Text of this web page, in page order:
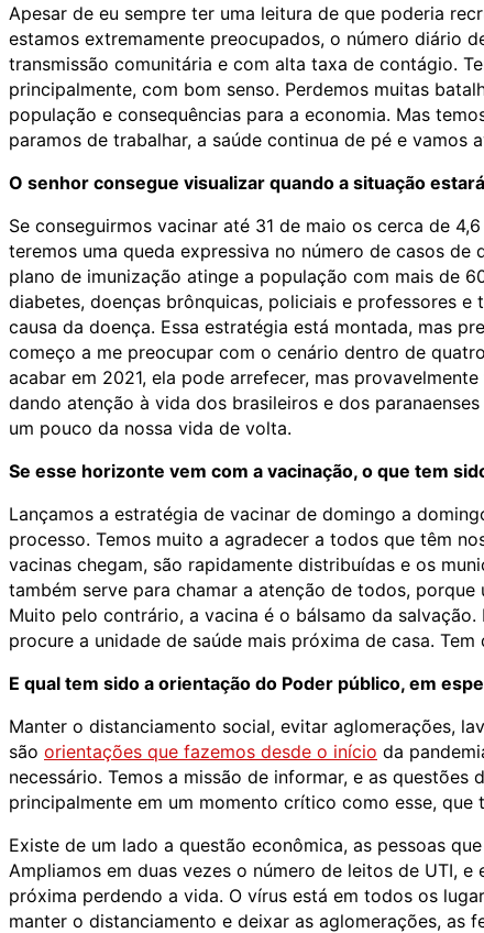
Apesar de eu sempre ter uma leitura de que poderia
estamos extremamente preocupados, o número diário
transmissão comunitária e com alta taxa de contágio.
principalmente, com bom senso. Perdemos muitas
população e consequências para a economia. Mas
paramos de trabalhar, a saúde continua de pé e vamos
O senhor consegue visualizar quando a situação
Se conseguirmos vacinar até 31 de maio os cerca de
teremos uma queda expressiva no número de casos
plano de imunização atinge a população com mais de
diabetes, doenças brônquicas, policiais e professores
causa da doença. Essa estratégia está montada, mas
começo a me preocupar com o cenário dentro de
acabar em 2021, ela pode arrefecer, mas
dando atenção à vida dos brasileiros e dos
um pouco da nossa vida de volta.
Se esse horizonte vem com a vacinação, o que tem
Lançamos a estratégia de vacinar de domingo a
processo. Temos muito a agradecer a todos que têm
vacinas chegam, são rapidamente distribuídas e os
também serve para chamar a atenção de todos,
Muito pelo contrário, a vacina é o bálsamo da
procure a unidade de saúde mais próxima de casa.
E qual tem sido a orientação do Poder público, em
Manter o distanciamento social, evitar aglomerações,
são orientações que fazemos desde o início da
necessário. Temos a missão de informar, e as
principalmente em um momento crítico como esse,
Existe de um lado a questão econômica, as pessoas
Ampliamos em duas vezes o número de leitos de UTI,
próxima perdendo a vida. O vírus está em todos os
manter o distanciamento e deixar as aglomerações, as